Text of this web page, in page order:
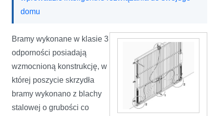
domu
Bramy wykonane w klasie 3
odporności posiadają
wzmocnioną konstrukcję, w
której poszycie skrzydła
bramy wykonano z blachy
stalowej o grubości co